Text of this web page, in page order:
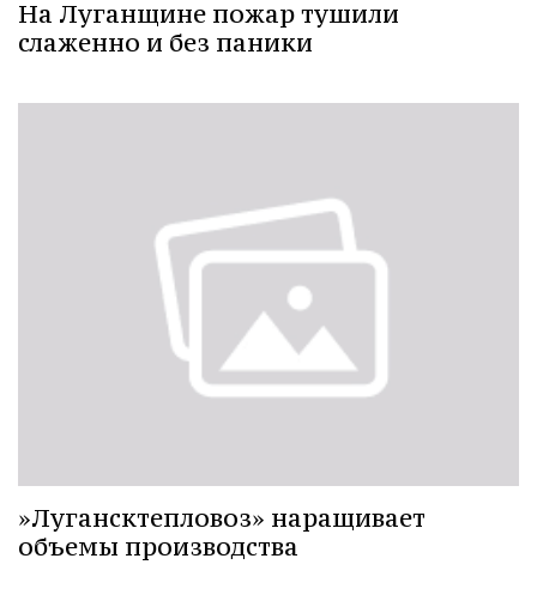
На Луганщине пожар тушили
слаженно и без паники
»Лугансктепловоз» наращивает
объемы производства